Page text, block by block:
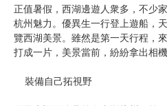
正值暑假，西湖邊遊人衆多，不少
杭州魅力。優異生一行登上遊船，
覽西湖美景。雖然是第一天行程，
打成一片，美景當前，紛紛拿出相
裝備自己拓視野